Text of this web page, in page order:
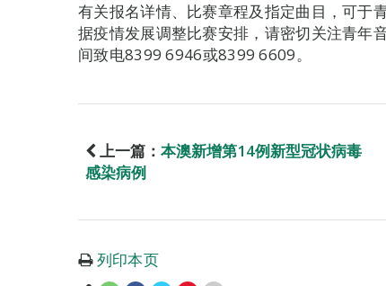
有关报名详情、比赛章程及指定曲目，可于
据疫情发展调整比赛安排，请密切关注青年
间致电8399 6946或8399 6609。
上一篇： 本澳新增第14例新型冠状病毒
感染病例
列印本页